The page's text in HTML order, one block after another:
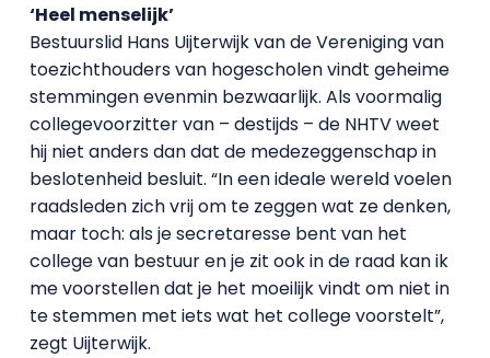
‘Heel menselijk’
Bestuurslid Hans Uijterwijk van de Vereniging van
toezichthouders van hogescholen vindt geheime
stemmingen evenmin bezwaarlijk. Als voormalig
collegevoorzitter van – destijds – de NHTV weet
hij niet anders dan dat de medezeggenschap in
beslotenheid besluit. “In een ideale wereld voelen
raadsleden zich vrij om te zeggen wat ze denken,
maar toch: als je secretaresse bent van het
college van bestuur en je zit ook in de raad kan ik
me voorstellen dat je het moeilijk vindt om niet in
te stemmen met iets wat het college voorstelt”,
zegt Uijterwijk.